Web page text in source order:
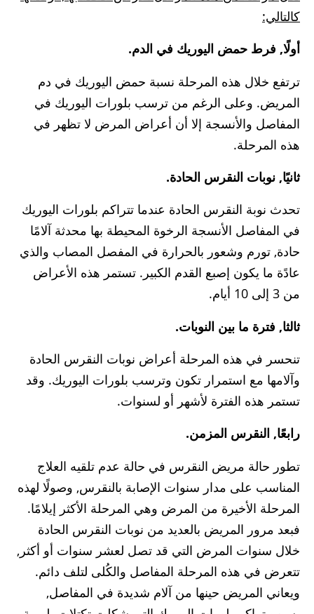
كالتالي:
أولًا, فرط حمض اليوريك في الدم.
ترتفع خلال هذه المرحلة نسبة حمض اليوريك في دم
المريض. وعلى الرغم من ترسب بلورات اليوريك في
المفاصل والأنسجة إلا أن أعراض المرض لا تظهر في
هذه المرحلة.
ثانيًا, نوبات النقرس الحادة.
تحدث نوبة النقرس الحادة عندما تتراكم بلورات اليوريك
في المفاصل الأنسجة الرخوة المحيطة بها محدثة آلامًا
حادة, تورم وشعور بالحرارة في المفصل المصاب والذي
عادًة ما يكون إصبع القدم الكبير. تستمر هذه الأعراض
من 3 إلى 10 أيام.
ثالثا, فترة ما بين النوبات.
تنحسر في هذه المرحلة أعراض نوبات النقرس الحادة
وآلامها مع استمرار تكون وترسب بلورات اليوريك. وقد
تستمر هذه الفترة لأشهر أو لسنوات.
رابعًا, النقرس المزمن.
تطور حالة مريض النقرس في حالة عدم تلقيه العلاج
المناسب على مدار سنوات الإصابة بالنقرس, وصولًا لهذه
المرحلة الأخيرة من المرض وهي المرحلة الأكثر إيلامًا.
فبعد مرور المريض بالعديد من نوبات النقرس الحادة
خلال سنوات المرض التي قد تصل لعشر سنوات أو أكثر,
تتعرض في هذه المرحلة المفاصل والكُلى لتلف دائم.
ويعاني المريض حينها من آلام شديدة في المفاصل,